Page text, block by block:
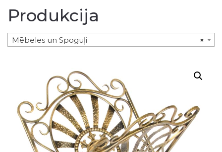
Produkcija
×
Mēbeles un Spoguļi